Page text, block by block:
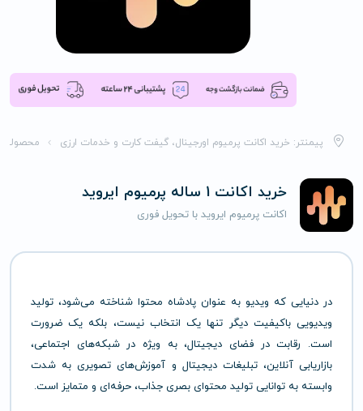
پیمنتر: خرید اکانت پرمیوم اورجینال، گیفت کارت و خدمات ارزی
خرید اکانت 1 ساله پرمیوم ایروید
اکانت پرمیوم ایروید با تحویل فوری
در دنیایی که ویدیو به عنوان پادشاه محتوا شناخته می‌شود، تولید
ویدیویی باکیفیت دیگر تنها یک انتخاب نیست، بلکه یک ضرورت
است. رقابت در فضای دیجیتال، به ویژه در شبکه‌های اجتماعی،
بازاریابی آنلاین، تبلیغات دیجیتال و آموزش‌های تصویری به شدت
وابسته به توانایی تولید محتوای بصری جذاب، حرفه‌ای و متمایز است.